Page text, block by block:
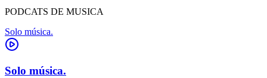
PODCATS DE MUSICA
Solo música.
Solo música.